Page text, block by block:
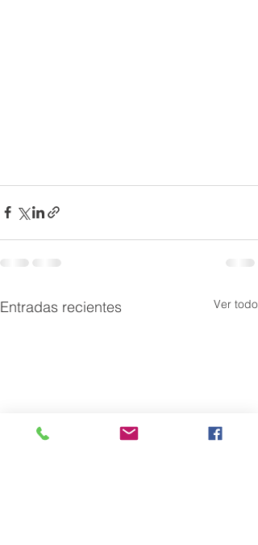
Entradas recientes Ver todo